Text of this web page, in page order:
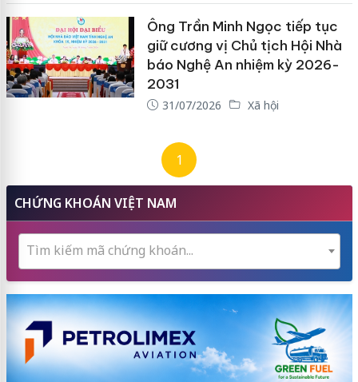
Ông Trần Minh Ngọc tiếp tục
giữ cương vị Chủ tịch Hội Nhà
báo Nghệ An nhiệm kỳ 2026-
2031
31/07/2026 Xã hội
1
CHỨNG KHOÁN VIỆT NAM
Tìm kiếm mã chứng khoán...